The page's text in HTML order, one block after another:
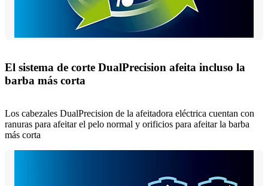
El sistema de corte DualPrecision afeita incluso la
barba más corta
Los cabezales DualPrecision de la afeitadora eléctrica cuentan con
ranuras para afeitar el pelo normal y orificios para afeitar la barba
más corta